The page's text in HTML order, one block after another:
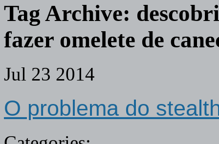
Tag Archive:
fazer omelete de
Jul 23 2014
O problema do